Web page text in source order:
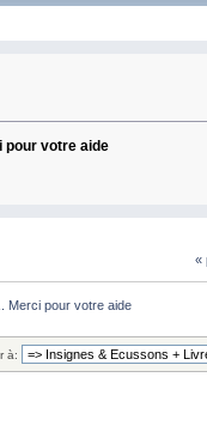
pour votre aide
«
Merci pour votre aide
à: